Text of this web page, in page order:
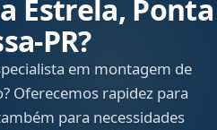
Estrela, Ponta
em montagem de
Oferecemos rapidez para
para necessidades